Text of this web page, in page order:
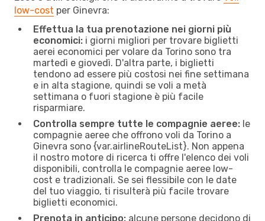
low-cost per Ginevra:
Effettua la tua prenotazione nei giorni più
economici: i giorni migliori per trovare biglietti
aerei economici per volare da Torino sono tra
martedì e giovedì. D'altra parte, i biglietti
tendono ad essere più costosi nei fine settimana
e in alta stagione, quindi se voli a metà
settimana o fuori stagione è più facile
risparmiare.
Controlla sempre tutte le compagnie aeree: le
compagnie aeree che offrono voli da Torino a
Ginevra sono {​var.airlineRouteList}. Non appena
il nostro motore di ricerca ti offre l'elenco dei voli
disponibili, controlla le compagnie aeree low-
cost e tradizionali. Se sei flessibile con le date
del tuo viaggio, ti risulterà più facile trovare
biglietti economici.
Prenota in anticipo: alcune persone decidono di